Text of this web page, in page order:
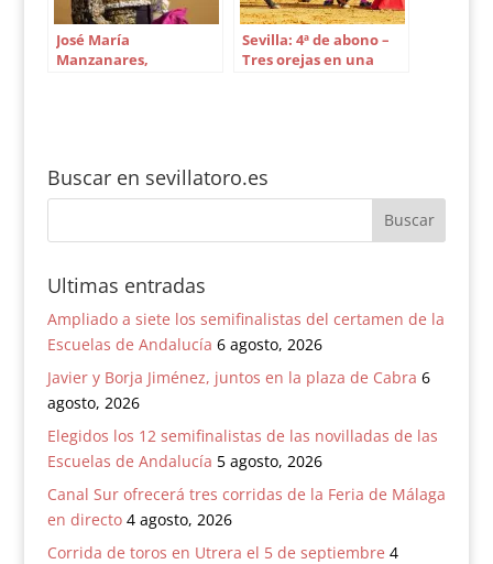
José María
Manzanares,
Sevilla: 4ª de abono –
Tres orejas en una
Buscar en sevillatoro.es
Ultimas entradas
Ampliado a siete los semifinalistas del certamen de la
Escuelas de Andalucía 6 agosto, 2026
Javier y Borja Jiménez, juntos en la plaza de Cabra 6
agosto, 2026
Elegidos los 12 semifinalistas de las novilladas de las
Escuelas de Andalucía 5 agosto, 2026
Canal Sur ofrecerá tres corridas de la Feria de Málaga
en directo 4 agosto, 2026
Corrida de toros en Utrera el 5 de septiembre 4